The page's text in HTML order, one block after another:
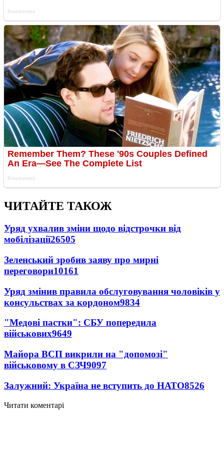
ЧИТАЙТЕ ТАКОЖ
Уряд ухвалив зміни щодо відстрочки від
мобілізації26505
Зеленський зробив заяву про мирні
переговори10161
Уряд змінив правила обслуговування чоловіків у
консульствах за кордоном9834
"Медові пастки": СБУ попередила
військових9649
Майора ВСП викрили на "допомозі"
військовому в СЗЧ9097
Залужний: Україна не вступить до НАТО8526
Читати коментарі